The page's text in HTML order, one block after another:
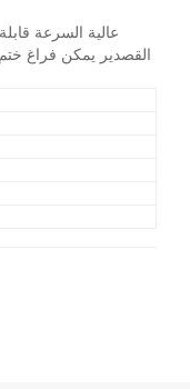
عالية السرعة
القصدير يمكن فراغ